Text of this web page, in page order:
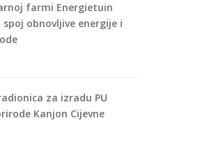
farmi Energietuin
spoj obnovljive energije i
za izradu PU
Kanjon Cijevne